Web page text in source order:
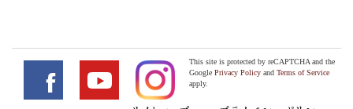
This site is protected by reCAPTCHA and the
Google Privacy Policy and Terms of Service
apply.